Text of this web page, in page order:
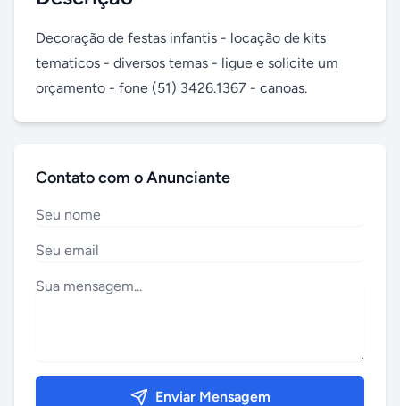
Decoração de festas infantis - locação de kits
tematicos - diversos temas - ligue e solicite um
orçamento - fone (51) 3426.1367 - canoas.
Contato com o Anunciante
Enviar Mensagem